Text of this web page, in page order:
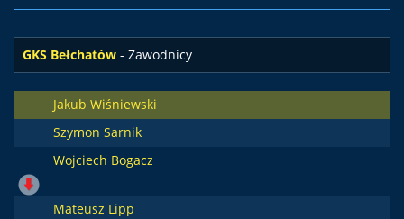
GKS Bełchatów - Zawodnicy
Jakub Wiśniewski
Szymon Sarnik
Wojciech Bogacz
Mateusz Lipp